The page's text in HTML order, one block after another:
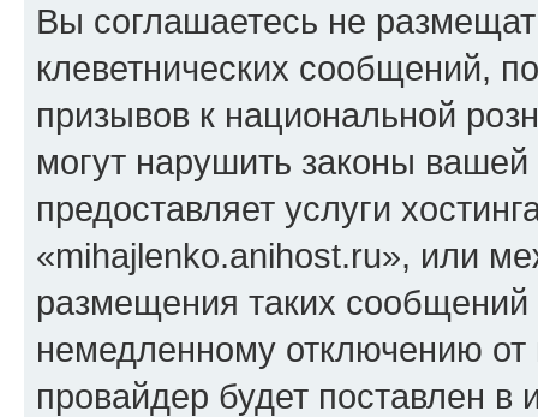
Вы соглашаетесь не
клеветнических сообщений,
призывов к национальной
могут нарушить законы
предоставляет услуги
«mihajlenko.anihost.ru», или
размещения таких
немедленному отключению
провайдер будет поставлен в